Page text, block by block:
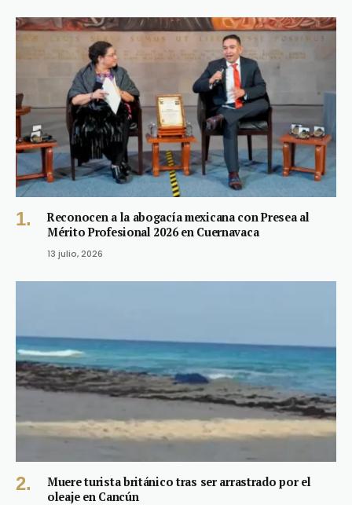
Reconocen a la abogacía mexicana con Presea al
Mérito Profesional 2026 en Cuernavaca
13 julio, 2026
Muere turista británico tras ser arrastrado por el
oleaje en Cancún